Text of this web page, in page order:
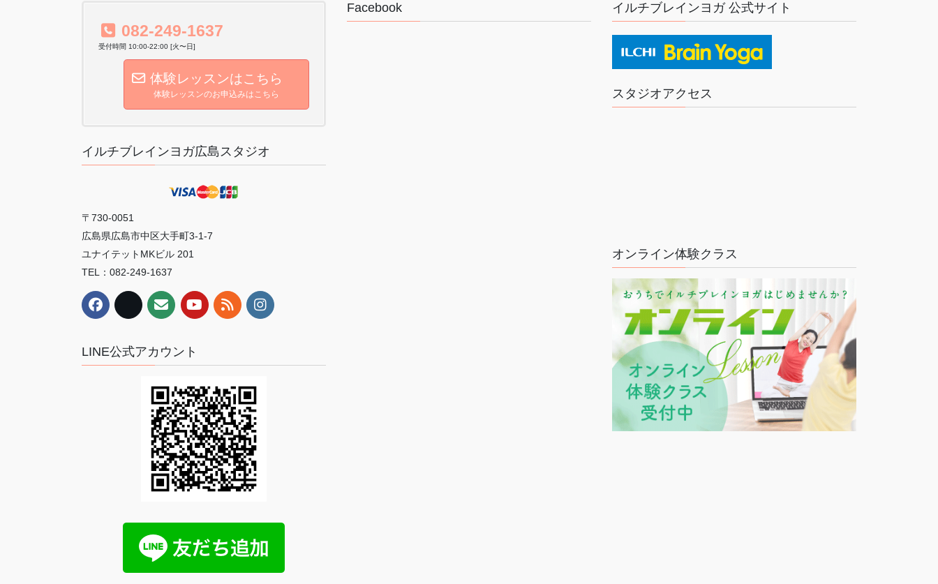
082-249-1637
受付時間 10:00-22:00 [火〜日]
体験レッスンはこちら
体験レッスンのお申込みはこちら
イルチブレインヨガ広島スタジオ
〒730-0051
広島県広島市中区大手町3-1-7
ユナイテットMKビル 201
TEL：082-249-1637
LINE公式アカウント
Facebook イルチブレインヨガ 公式サイト
スタジオアクセス
オンライン体験クラス